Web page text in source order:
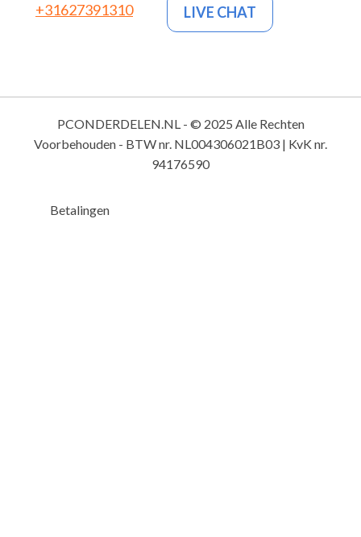
+31627391310
LIVE CHAT
PCONDERDELEN.NL - © 2025 Alle Rechten
Voorbehouden - BTW nr. NL004306021B03 | KvK nr.
94176590
Betalingen